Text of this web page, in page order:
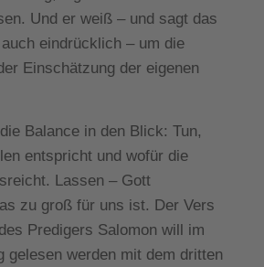
Und er weiß – und sagt das
eindrücklich – um die
Einschätzung der eigenen
Balance in den Blick: Tun,
entspricht und wofür die
Lassen – Gott
zu groß für uns ist. Der Vers
Predigers Salomon will im
gelesen werden mit dem dritten